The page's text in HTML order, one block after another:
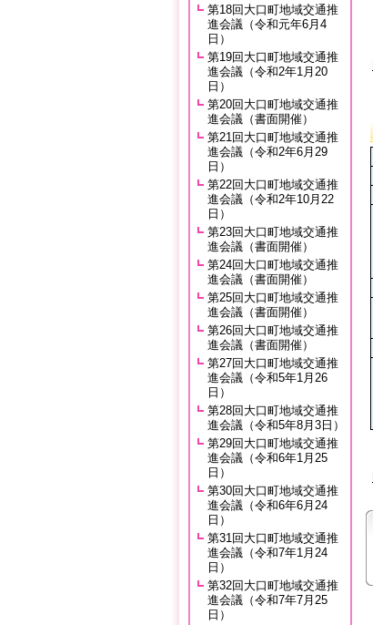
第18回大口町地域交通推
進会議（令和元年6月4
日）
第19回大口町地域交通推
進会議（令和2年1月20
日）
第20回大口町地域交通推
進会議（書面開催）
第21回大口町地域交通推
進会議（令和2年6月29
日）
第22回大口町地域交通推
進会議（令和2年10月22
日）
第23回大口町地域交通推
進会議（書面開催）
第24回大口町地域交通推
進会議（書面開催）
第25回大口町地域交通推
進会議（書面開催）
第26回大口町地域交通推
進会議（書面開催）
第27回大口町地域交通推
進会議（令和5年1月26
日）
第28回大口町地域交通推
進会議（令和5年8月3日）
第29回大口町地域交通推
進会議（令和6年1月25
日）
第30回大口町地域交通推
進会議（令和6年6月24
日）
第31回大口町地域交通推
進会議（令和7年1月24
日）
第32回大口町地域交通推
進会議（令和7年7月25
日）